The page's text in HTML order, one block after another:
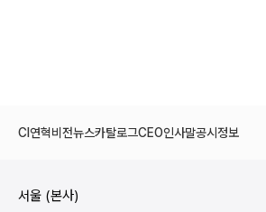
CI연혁비전뉴스카탈로그CEO인사말공시정보
서울 (본사)